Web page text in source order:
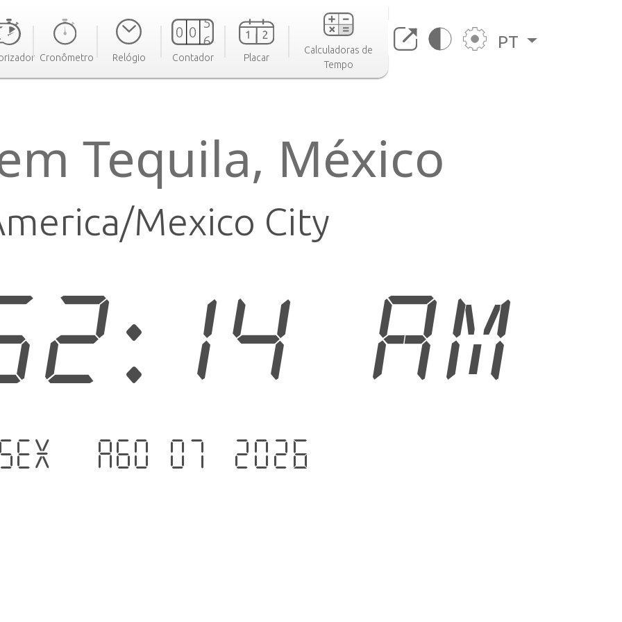
Cronômetro Relógio Contador Placar
Calculadoras de
Tempo
PT
Tequila, México
Mexico City
AM
- Ago 07 .2026